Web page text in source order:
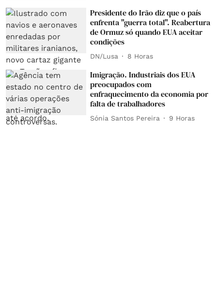
Presidente do Irão diz que o país
enfrenta "guerra total". Reabertura
de Ormuz só quando EUA aceitar
condições
DN/Lusa 8 Horas
Imigração. Industriais dos EUA
preocupados com
enfraquecimento da economia por
falta de trabalhadores
Sónia Santos Pereira 9 Horas